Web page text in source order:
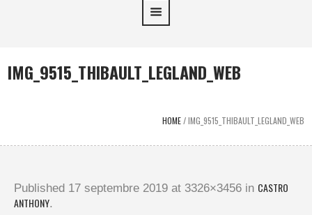
IMG_9515_THIBAULT_LEGLAND_WEB
HOME/IMG_9515_THIBAULT_LEGLAND_WEB
Published 17 septembre 2019 at 3326×3456 in CASTRO
ANTHONY.